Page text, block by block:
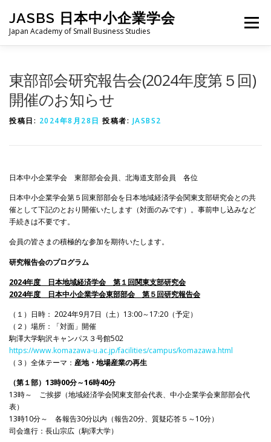
JASBS 日本中小企業学会
Japan Academy of Small Business Studies
メニュー
東部部会研究報告会(2024年度第５回)
開催のお知らせ
投稿日: 2024年8月28日 投稿者: JASBS2
日本中小企業学会 東部部会会員、北海道支部会員 各位
日本中小企業学会第５回東部部会を日本地域経済学会関東支部研究会との共
催として下記のとおり開催いたします（対面のみです）。事前申し込みなど
手続きは不要です。
会員の皆さまの積極的な参加を期待いたします。
研究報告会のプログラム
2024年度 日本地域経済学会 第１回関東支部研究会
2024年度 日本中小企業学会東部部会 第５回研究報告会
（１）日時： 2024年9月7日（土）13:00～17:20（予定）
（２）場所：「対面」開催
駒澤大学駒沢キャンパス３号館502
https://www.komazawa-u.ac.jp/facilities/campus/komazawa.html
（３）全体テーマ： 産地・地場産業の再生
（第１部）13時00分～16時40分
13時～ ご挨拶（地域経済学会関東支部会代表、中小企業学会東部部会代
表）
13時10分～ 各報告30分以内（報告20分、質疑応答５～10分）
司会進行：長山宗広（駒澤大学）